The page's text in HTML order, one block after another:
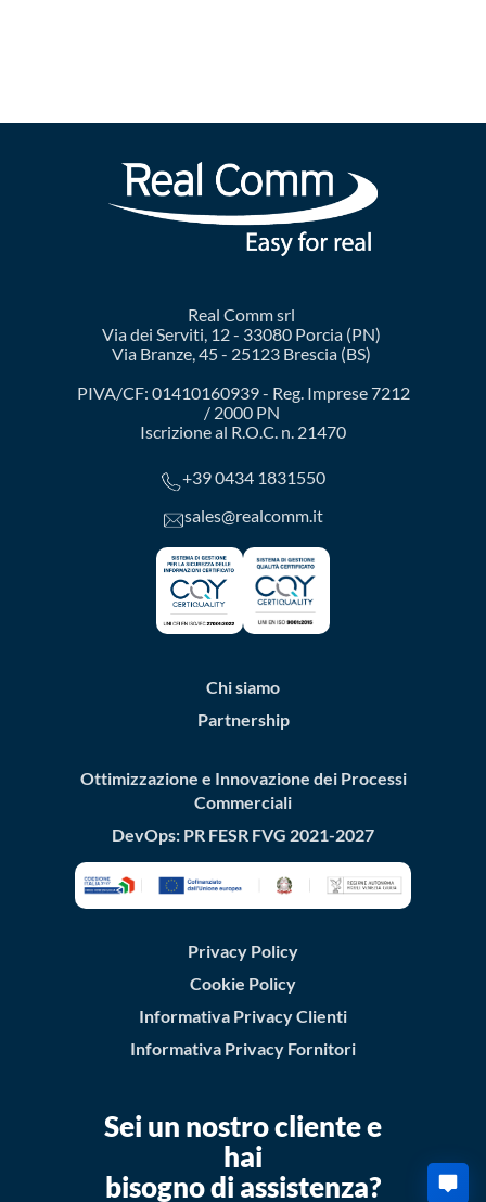
Real Comm srl
Via dei Serviti, 12 - 33080 Porcia (PN)
Via Branze, 45 - 25123 Brescia (BS)
PIVA/CF: 01410160939 - Reg. Imprese 7212
/ 2000 PN
Iscrizione al R.O.C. n. 21470
+39 0434 1831550
sales@realcomm.it
Chi siamo
Partnership
Ottimizzazione e Innovazione dei Processi
Commerciali
DevOps: PR FESR FVG 2021-2027
Privacy Policy
Cookie Policy
Informativa Privacy Clienti
Informativa Privacy Fornitori
Sei un nostro cliente e
hai
bisogno di assistenza?